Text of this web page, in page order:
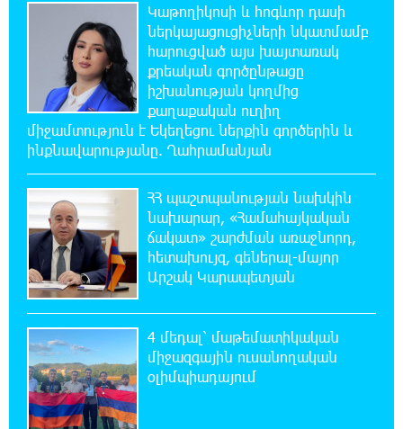
Եղվարդ ճանապարհին բախվել են «Alfa
Romeo»-ն և «Opel»-ը. կա վիրավոր
20:08:02 6-08-2026
Արժևորվում է Շիրակի երգիծական
բանահյուսությունը
Վրաստանում պետական ​​պաշտոնյային
կաշառելու փորձի համար քաղաքացի է
ձերբակալվել
19:25:15 6-08-2026
ՌԴ-ն պատրաստ է շարունակել Հայաստանի
Օվերչուկ
19:07:40 6-08-2026
Հայաստանի բնակչության թիվը շուրջ 7
հազարով ավելացել է
Կաթողիկոսի և հոգևոր դասի
ներկայացուցիչների նկատմամբ
հարուցված այս խայտառակ
քրեական գործընթացը
իշխանության կողմից
քաղաքական ուղիղ
միջամտություն է Եկեղեցու ներքին գործերին և
ինքնավարությանը. Ղահրամանյան
ՀՀ պաշտպանության նախկին
նախարար, «Համահայկական
ճակատ» շարժման առաջնորդ,
հետախույզ, գեներալ-մայոր
Արշակ Կարապետյան
4 մեդալ՝ մաթեմատիկական
միջազգային ուսանողական
օլիմպիադայում